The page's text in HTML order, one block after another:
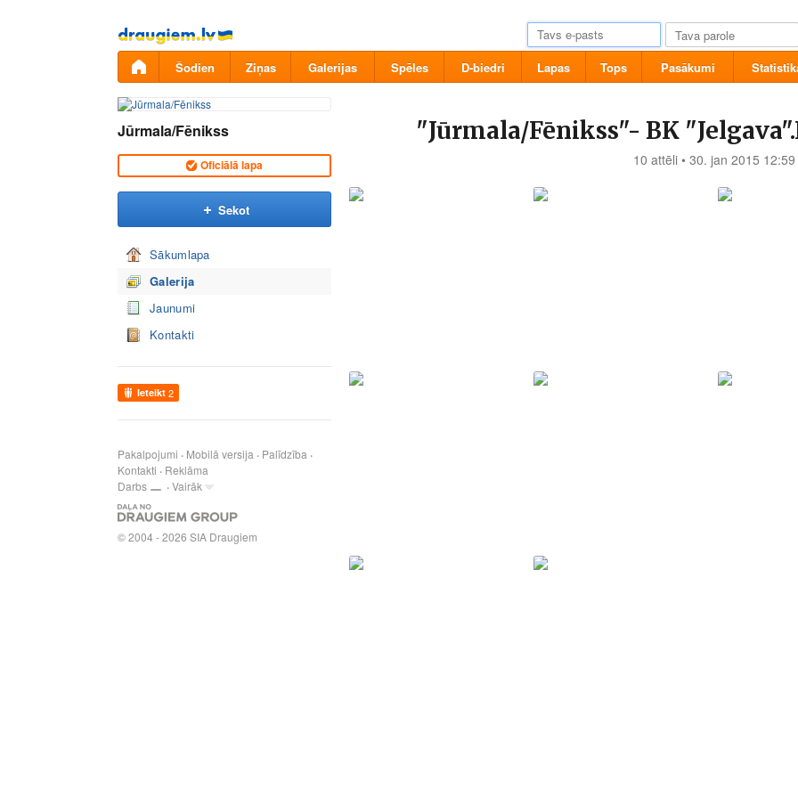
Pāriet
uz
saturu
Šodien Ziņas Galerijas Spēles D-biedri Lapas Tops Pasākumi
Jūrmala/Fēnikss
Oficiālā lapa
Sekot
Sākumlapa
Galerija
Jaunumi
Kontakti
Ieteikt 2
Pakalpojumi Mobilā versija
Palīdzība
Kontakti
Reklāma
Darbs
Vairāk
© 2004 - 2026 SIA Draugiem
"Jūrmala/Fēnikss"- BK
10 attēli • 30. jan 2015 12:59